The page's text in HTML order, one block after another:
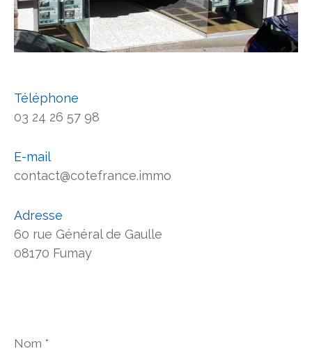
Téléphone
03 24 26 57 98
E-mail
contact@cotefrance.immo
Adresse
60 rue Général de Gaulle
08170 Fumay
*